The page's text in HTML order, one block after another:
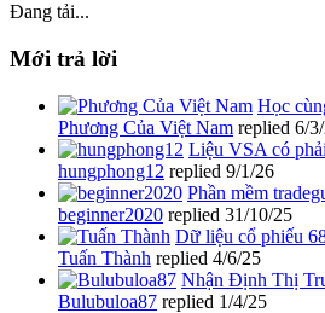
Đang tải...
Mới trả lời
Học
Phương Của Việt Nam replied 6/
Liệu VSA có
hungphong12 replied 9/1/26
Phần mềm
beginner2020 replied 31/10/25
Dữ liệu cổ phiếu
Tuấn Thành replied 4/6/25
Nhận Định Thị
Bulubuloa87 replied 1/4/25